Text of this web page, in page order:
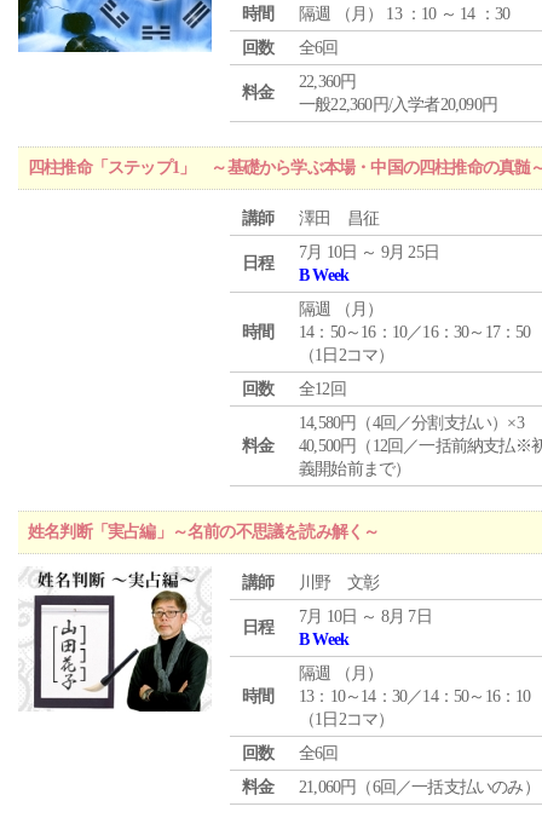
時間
隔週 （ 月 ） 13 ：10 ～ 14 ：30
回数
全6回
料金
22,360円
一般22,360円/入学者20,090円
四柱推命「ステップ1」 ～基礎から学ぶ本場・中国の四柱推命の真髄
講師 澤田 昌征
日程
7月 10日 ～ 9月 25日
B Week
時間
隔週 （ 月 ）
14：50～16：10／16：30～17：50
（1日2コマ）
回数
全12回
料金
14,580円（4回／分割支払い）×3
40,500円（12回／一括前納支払※
義開始前まで）
姓名判断「実占編」～名前の不思議を読み解く～
講師 川野 文彰
日程
7月 10日 ～ 8月 7日
B Week
時間
隔週 （ 月 ）
13：10～14：30／14：50～16：10
（1日2コマ）
回数
全6回
料金
21,060円（6回／一括支払いのみ）